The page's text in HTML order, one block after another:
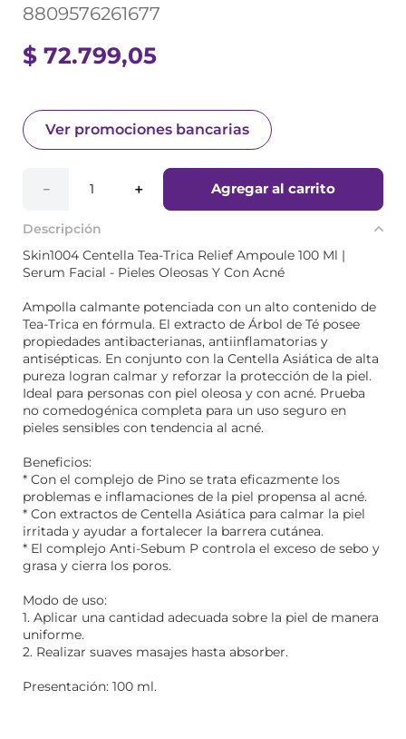
8809576261677
$ 72.799,05
Ver promociones bancarias
＋
－ Agregar al carrito
Descripción
Skin1004 Centella Tea-Trica Relief Ampoule 100 Ml |
Serum Facial - Pieles Oleosas Y Con Acné
Ampolla calmante potenciada con un alto contenido de
Tea-Trica en fórmula. El extracto de Árbol de Té posee
propiedades antibacterianas, antiinflamatorias y
antisépticas. En conjunto con la Centella Asiática de alta
pureza logran calmar y reforzar la protección de la piel.
Ideal para personas con piel oleosa y con acné. Prueba
no comedogénica completa para un uso seguro en
pieles sensibles con tendencia al acné.
Beneficios:
* Con el complejo de Pino se trata eficazmente los
problemas e inflamaciones de la piel propensa al acné.
* Con extractos de Centella Asiática para calmar la piel
irritada y ayudar a fortalecer la barrera cutánea.
* El complejo Anti-Sebum P controla el exceso de sebo y
grasa y cierra los poros.
Modo de uso:
1. Aplicar una cantidad adecuada sobre la piel de manera
uniforme.
2. Realizar suaves masajes hasta absorber.
Presentación: 100 ml.